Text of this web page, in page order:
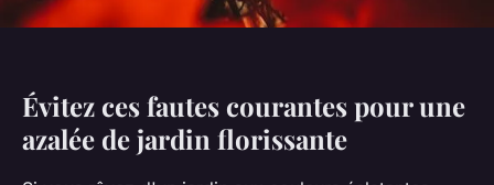
Évitez ces fautes courantes pour une
azalée de jardin florissante